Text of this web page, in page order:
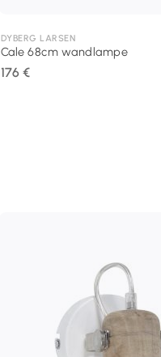
DYBERG LARSEN
Cale 68cm wandlampe
176 €